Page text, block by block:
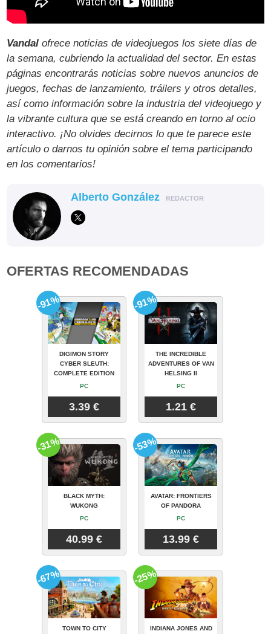
Vandal ofrece noticias de videojuegos los siete días de
la semana, cubriendo la actualidad del sector. En estas
páginas encontrarás noticias sobre nuevos anuncios de
juegos, fechas de lanzamiento, tráilers y otros detalles,
así como información sobre la industria del videojuego y
la vibrante cultura que se está creando en torno al ocio
interactivo. ¡No olvides decirnos lo que te parece este
artículo o darnos tu opinión sobre el tema participando
en los comentarios!
Alberto González REDACTOR
OFERTAS RECOMENDADAS
DIGIMON STORY
CYBER SLEUTH:
COMPLETE EDITION
PC
3.39 €
-91%
THE INCREDIBLE
ADVENTURES OF VAN
HELSING II
PC
1.21 €
-91%
BLACK MYTH:
WUKONG
PC
40.99 €
-31%
AVATAR: FRONTIERS
OF PANDORA
PC
13.99 €
-53%
TOWN TO CITY
-67%
INDIANA JONES AND
-25%